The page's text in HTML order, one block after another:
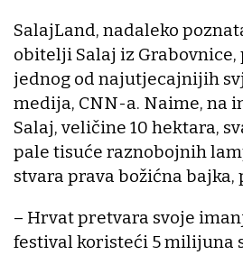
SalajLand, nadaleko
obitelji Salaj iz
jednog od najutjecajnijih
medija, CNN-a. Naime, na
Salaj, veličine 10 hektara,
pale tisuće raznobojnih
stvara prava božićna bajka,
– Hrvat pretvara svoje
festival koristeći 5 milijuna